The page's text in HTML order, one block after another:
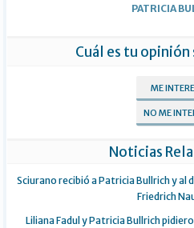
PATRICIA
Cuál es tu
ME
NO ME
Noticias
Sciurano recibió a Patricia Bullrich y al
Friedrich
Liliana Fadul y Patricia Bullrich